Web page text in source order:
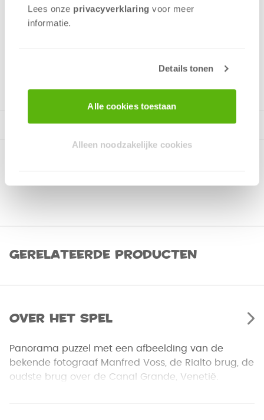
Lees onze privacyverklaring voor meer
informatie.
Details tonen
Alle cookies toestaan
Alleen noodzakelijke cookies
Puzzel met een panorama afbeelding van de Rialto brug,
Venetië. 1000 stukjes.
Gerelateerde producten
Over het spel
Panorama puzzel met een afbeelding van de
bekende fotograaf Manfred Voss, de Rialto brug, de
oudste brug over de Canal Grande, Venetië.